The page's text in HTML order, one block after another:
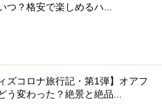
つ？格安で楽しめるハ...
ィズコロナ旅行記・第1弾】オアフ
う変わった？絶景と絶品...